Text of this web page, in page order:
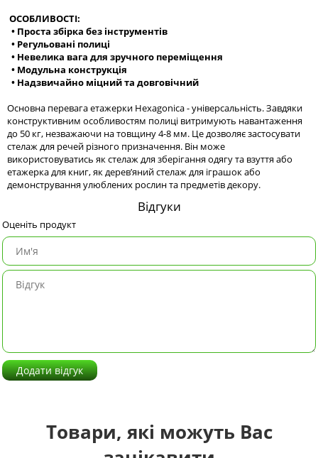
ОСОБЛИВОСТІ:
• Проста збірка без інструментів
• Регульовані полиці
• Невелика вага для зручного переміщення
• Модульна конструкція
• Надзвичайно міцний та довговічний
Основна перевага етажерки Hexagonica - універсальність. Завдяки
конструктивним особливостям полиці витримують навантаження
до 50 кг, незважаючи на товщину 4-8 мм. Це дозволяє застосувати
стелаж для речей різного призначення. Він може
використовуватись як стелаж для зберігання одягу та взуття або
етажерка для книг, як дерев’яний стелаж для іграшок або
демонстрування улюблених рослин та предметів декору.
Відгуки
Оценіть продукт
Додати відгук
Товари, які можуть Вас